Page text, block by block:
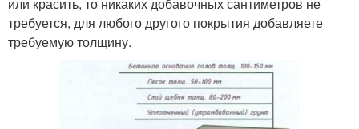
требуется, для любого другого покрытия добавляете
требуемую толщину.